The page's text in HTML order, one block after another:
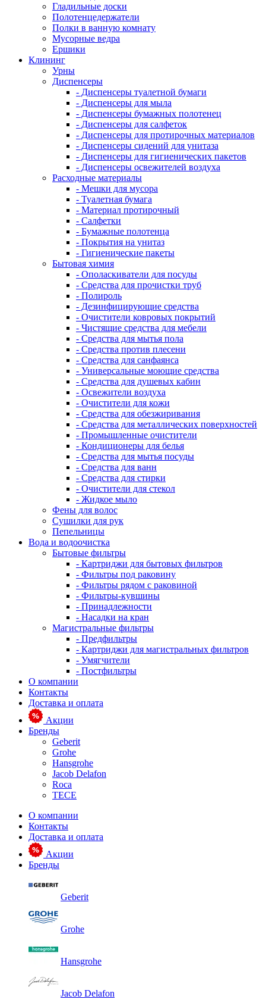
Гладильные доски
Полотенцедержатели
Полки в ванную комнату
Мусорные ведра
Ершики
Клининг
Урны
Диспенсеры
- Диспенсеры туалетной бумаги
- Диспенсеры для мыла
- Диспенсеры бумажных полотенец
- Диспенсеры для салфеток
- Диспенсеры для протирочных материалов
- Диспенсеры сидений для унитаза
- Диспенсеры для гигиенических пакетов
- Диспенсеры освежителей воздуха
Расходные материалы
- Мешки для мусора
- Туалетная бумага
- Материал протирочный
- Салфетки
- Бумажные полотенца
- Покрытия на унитаз
- Гигиенические пакеты
Бытовая химия
- Ополаскиватели для посуды
- Средства для прочистки труб
- Полироль
- Дезинфицирующие средства
- Очистители ковровых покрытий
- Чистящие средства для мебели
- Средства для мытья пола
- Средства против плесени
- Средства для санфаянса
- Универсальные моющие средства
- Средства для душевых кабин
- Освежители воздуха
- Очистители для кожи
- Средства для обезжиривания
- Средства для металлических поверхностей
- Промышленные очистители
- Кондиционеры для белья
- Средства для мытья посуды
- Средства для ванн
- Средства для стирки
- Очистители для стекол
- Жидкое мыло
Фены для волос
Сушилки для рук
Пепельницы
Вода и водоочистка
Бытовые фильтры
- Картриджи для бытовых фильтров
- Фильтры под раковину
- Фильтры рядом с раковиной
- Фильтры-кувшины
- Принадлежности
- Насадки на кран
Магистральные фильтры
- Предфильтры
- Картриджи для магистральных фильтров
- Умягчители
- Постфильтры
О компании
Контакты
Доставка и оплата
Акции
Бренды
Geberit
Grohe
Hansgrohe
Jacob Delafon
Roca
TECE
О компании
Контакты
Доставка и оплата
Акции
Бренды
Geberit
Grohe
Hansgrohe
Jacob Delafon